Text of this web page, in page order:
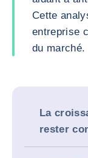
Cette
entreprise
du marché.
La
rester